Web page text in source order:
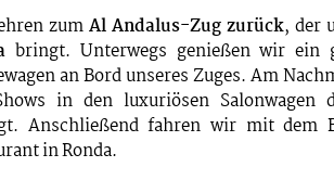
zumAl Andalus-Zug zurück, der
bringt. Unterwegs genießen wir ein
an Bord unseres Zuges. Am
in den luxuriösen Salonwagen
Anschließend fahren wir mit dem
in Ronda.